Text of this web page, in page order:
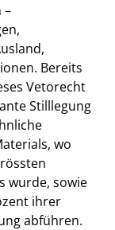
–
Bereits
Vetorecht
Stilllegung
wo
wurde, sowie
ihrer
abführen.